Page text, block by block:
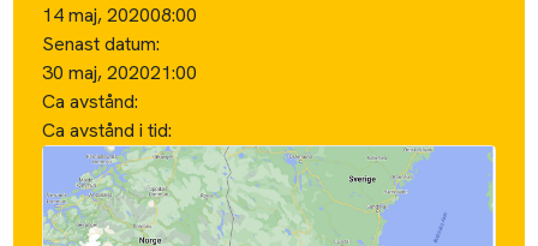
14 maj, 202008:00
Senast datum:
30 maj, 202021:00
Ca avstånd:
Ca avstånd i tid: